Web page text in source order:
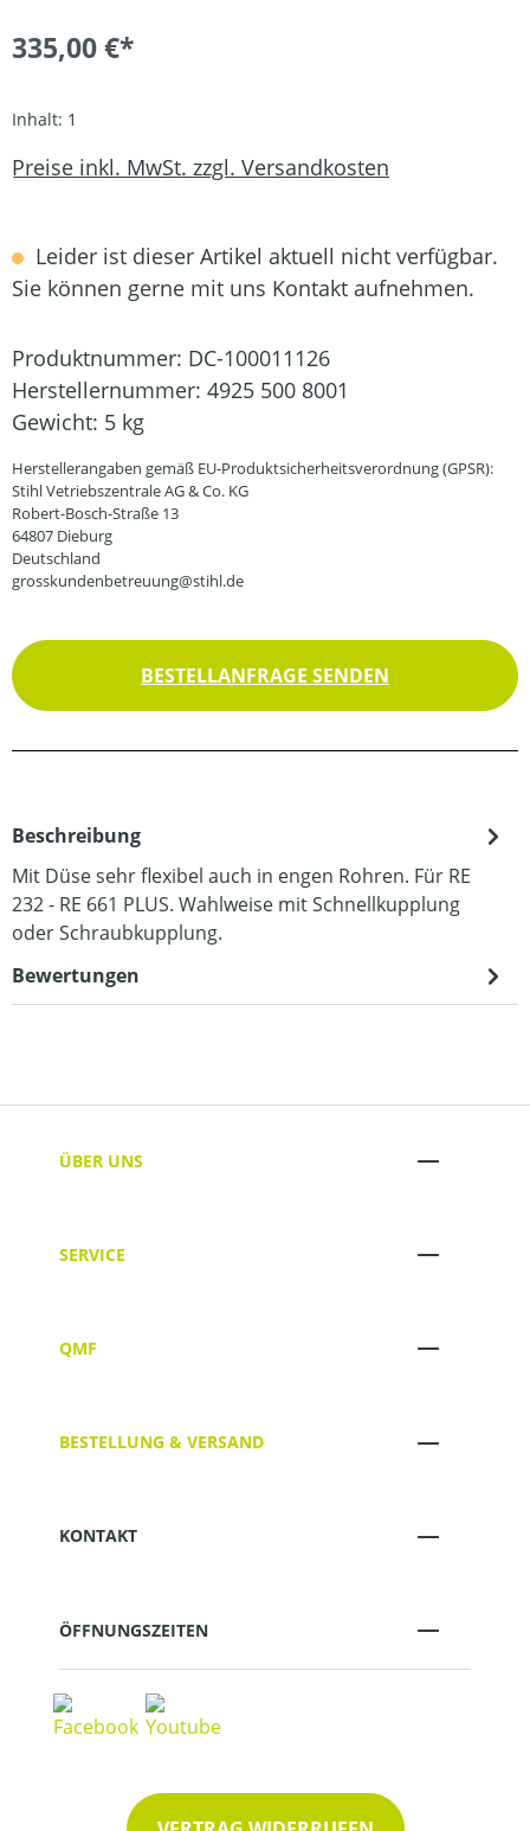
335,00 €*
Inhalt: 1
Preise inkl. MwSt. zzgl. Versandkosten
Leider ist dieser Artikel aktuell nicht verfügbar.
Sie können gerne mit uns Kontakt aufnehmen.
Produktnummer: DC-100011126
Herstellernummer: 4925 500 8001
Gewicht: 5 kg
Herstellerangaben gemäß EU-Produktsicherheitsverordnung (GPSR):
Stihl Vetriebszentrale AG & Co. KG
Robert-Bosch-Straße 13
64807 Dieburg
Deutschland
grosskundenbetreuung@stihl.de
BESTELLANFRAGE SENDEN
Beschreibung
Mit Düse sehr flexibel auch in engen Rohren. Für RE
232 - RE 661 PLUS. Wahlweise mit Schnellkupplung
oder Schraubkupplung.
Bewertungen
ÜBER UNS
SERVICE
QMF
BESTELLUNG & VERSAND
KONTAKT
ÖFFNUNGSZEITEN